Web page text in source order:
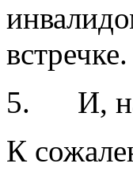
встречке.
5. И,
К